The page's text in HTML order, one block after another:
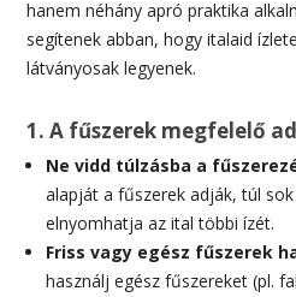
hanem néhány apró praktika
segítenek abban, hogy italaid
látványosak legyenek.
1. A fűszerek megfelelő
Ne vidd túlzásba a
alapját a fűszerek adják, túl
elnyomhatja az ital többi ízét.
Friss vagy egész fűszerek
használj egész fűszereket (pl.